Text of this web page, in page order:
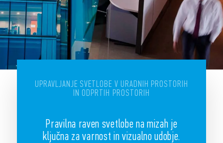
UPRAVLJANJE SVETLOBE V URADNIH PROSTORIH
IN ODPRTIH PROSTORIH
Pravilna raven svetlobe na mizah je
ključna za varnost in vizualno udobje.